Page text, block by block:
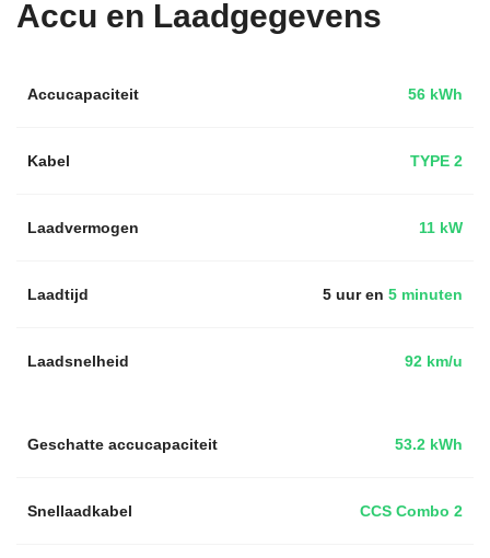
Accu en Laadgegevens
Accucapaciteit 56 kWh
Kabel TYPE 2
Laadvermogen 11 kW
Laadtijd 5 uur en 5 minuten
Laadsnelheid 92 km/u
53.2 kWh
Geschatte accucapaciteit
Snellaadkabel CCS Combo 2